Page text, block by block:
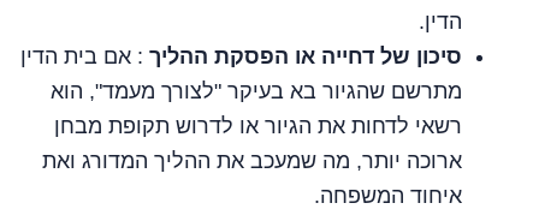
הדין.
סיכון של דחייה או הפסקת ההליך : אם בית הדין
מתרשם שהגיור בא בעיקר "לצורך מעמד", הוא
רשאי לדחות את הגיור או לדרוש תקופת מבחן
ארוכה יותר, מה שמעכב את ההליך המדורג ואת
איחוד המשפחה.